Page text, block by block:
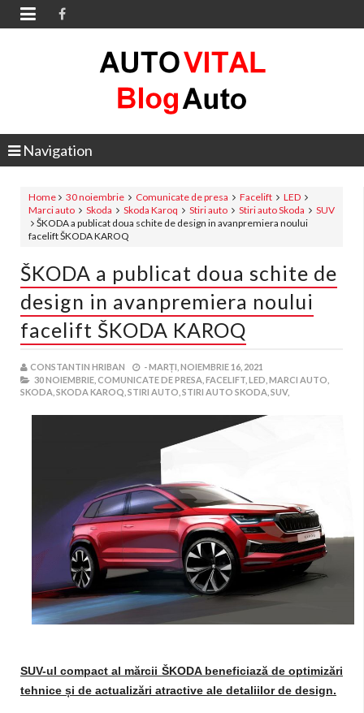

Navigation
Home 30 noiembrie Comunicate de presa Facelift
LED
Marci auto
Skoda Skoda Karoq Stiri auto Stiri auto Skoda
SUV
ŠKODA a publicat doua schite de design in avanpremiera noului
facelift ŠKODA KAROQ
ŠKODA a publicat doua schite de
design in avanpremiera noului
facelift ŠKODA KAROQ
CONSTANTIN HRIBAN -MARȚI, NOIEMBRIE 16, 2021
30 NOIEMBRIE, COMUNICATE DE PRESA, FACELIFT, LED, MARCI AUTO,
SKODA, SKODA KAROQ, STIRI AUTO, STIRI AUTO SKODA, SUV,
SUV-ul compact al mărcii ŠKODA beneficiază de optimizări
tehnice și de actualizări atractive ale detaliilor de design.